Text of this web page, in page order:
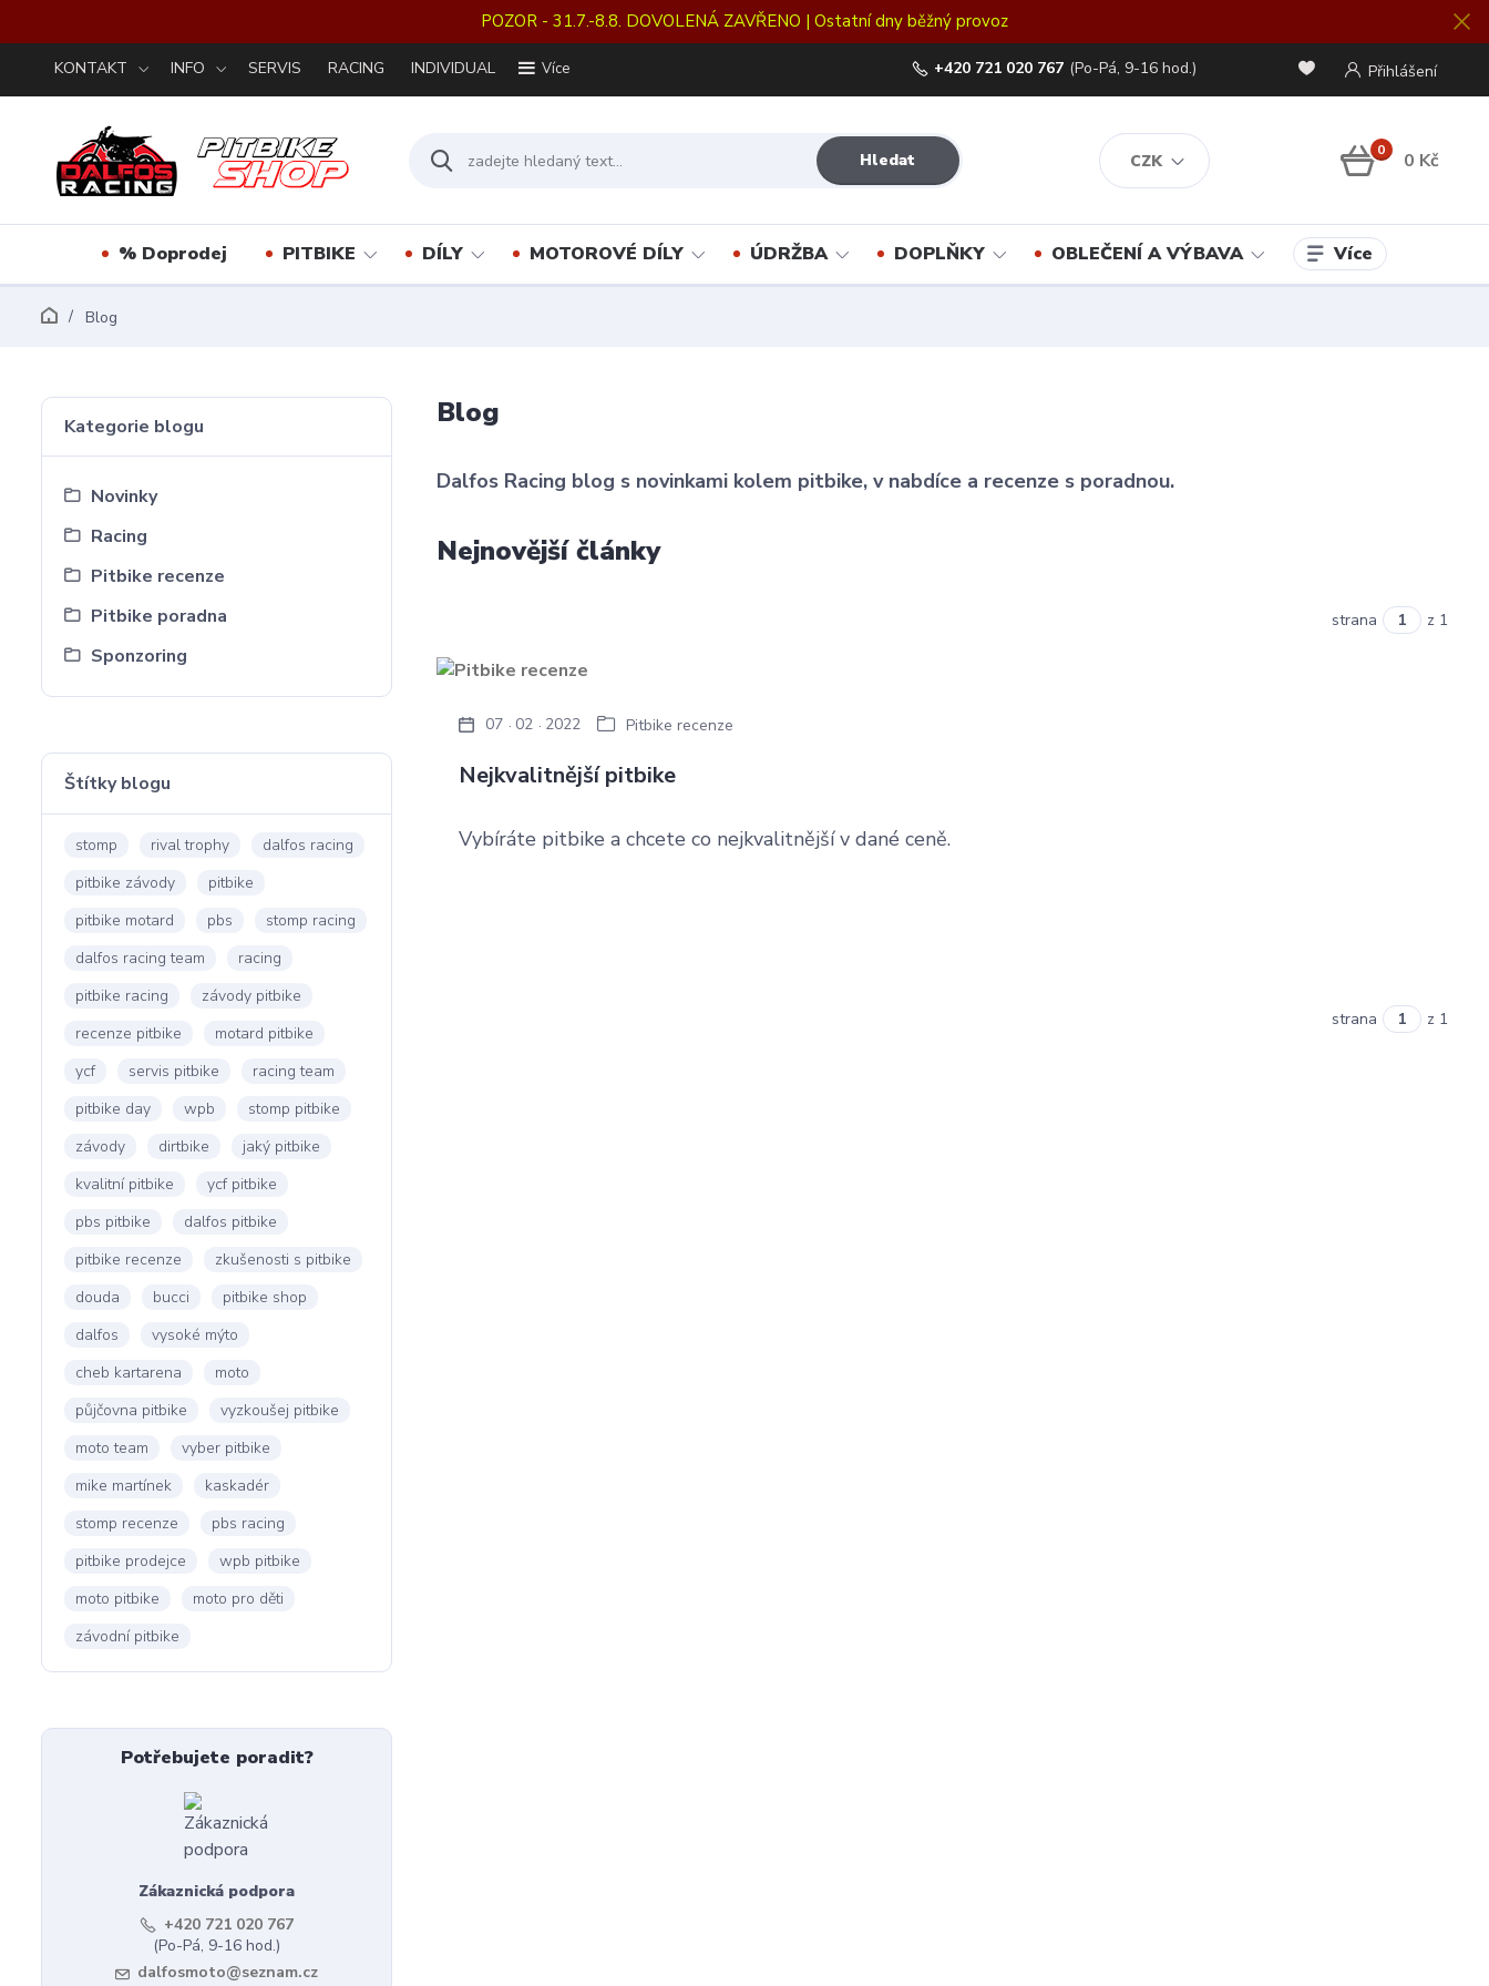
POZOR - 31.7.-8.8. DOVOLENÁ ZAVŘENO | Ostatní dny běžný provoz
KONTAKT INFO SERVIS RACING INDIVIDUAL Více
CZK
Přihlášení
Hledat
+420 721 020 767 (Po-Pá, 9-16 hod.)
0 0 Kč
% Doprodej PITBIKE DÍLY MOTOROVÉ DÍLY ÚDRŽBA DOPLŇKY OBLEČENÍ A VÝBAVA Více
Blog
Kategorie blogu
Novinky
Racing
Pitbike recenze
Pitbike poradna
Sponzoring
Štítky blogu
stomp rival trophy
dalfos racing
pitbike závody
pitbike
pitbike motard
pbs
stomp racing
dalfos racing team
racing
pitbike racing
závody pitbike
recenze pitbike
motard pitbike
ycf
servis pitbike
racing team
pitbike day
wpb
stomp pitbike
závody
dirtbike
jaký pitbike
kvalitní pitbike
ycf pitbike
pbs pitbike
dalfos pitbike
pitbike recenze
zkušenosti s pitbike
douda
bucci
pitbike shop
dalfos
vysoké mýto
cheb kartarena
moto
půjčovna pitbike
vyzkoušej pitbike
moto team
vyber pitbike
mike martínek
kaskadér
stomp recenze
pbs racing
pitbike prodejce
wpb pitbike
moto pitbike
moto pro děti
závodní pitbike
Potřebujete poradit?
Zákaznická podpora
+420 721 020 767
(Po-Pá, 9-16 hod.)
dalfosmoto@seznam.cz
Blog
Dalfos Racing blog s novinkami kolem pitbike, v nabdíce a recenze s poradnou.
Nejnovější články
strana z 1
Nejkvalitnější pitbike
07 02 2022 Pitbike recenze
Vybíráte pitbike a chcete co nejkvalitnější v dané ceně.
strana z 1